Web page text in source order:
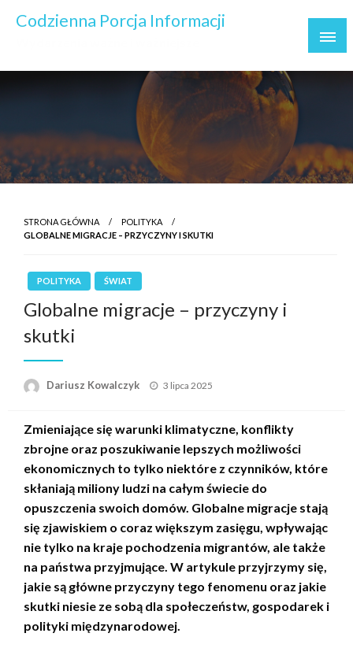
Codzienna Porcja Informacji
STRONA GŁÓWNA
POLITYKA
GLOBALNE MIGRACJE – PRZYCZYNY I SKUTKI
POLITYKA ŚWIAT
Globalne migracje – przyczyny i
skutki
Dariusz Kowalczyk
Opublikowane
3 lipca 2025
Zmieniające się warunki klimatyczne, konflikty
zbrojne oraz poszukiwanie lepszych możliwości
ekonomicznych to tylko niektóre z czynników, które
skłaniają miliony ludzi na całym świecie do
opuszczenia swoich domów. Globalne migracje stają
się zjawiskiem o coraz większym zasięgu, wpływając
nie tylko na kraje pochodzenia migrantów, ale także
na państwa przyjmujące. W artykule przyjrzymy się,
jakie są główne przyczyny tego fenomenu oraz jakie
skutki niesie ze sobą dla społeczeństw, gospodarek i
polityki międzynarodowej.